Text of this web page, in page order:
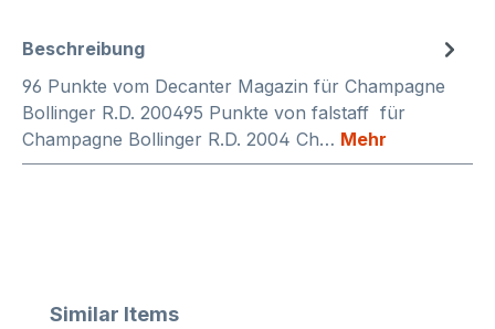
Beschreibung
96 Punkte vom Decanter Magazin für Champagne
Bollinger R.D. 200495 Punkte von falstaff für
Champagne Bollinger R.D. 2004 Ch… Mehr
Produktgalerie überspringen
Similar Items